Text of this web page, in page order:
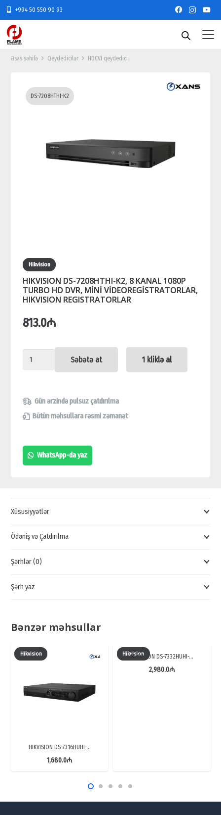
+994 50 550 90 93
Əsas səhifə Qeydedicilər HDCVİ qeydedici
DS-7208HTHI-K2
Hikvision
HIKVISION DS-7208HTHI-K2, 8 KANAL 1080P
TURBO HD DVR, MİNİ VİDEOREGİSTRATORLAR,
HIKVISION REGISTRATORLAR
813.0₼
HIKVISION
K2,
8
1080P
TURBO
HIKVISION
quantity
Səbətə at 1 kliklə al
Gün ərzində pulsuz çatdırılma
Bütün məhsullara rəsmi zəmanət
WhatsApp-da yaz
Xüsusiyyətlər
Ödəniş və Çatdırılma
Şərhlər (0)
Şərh yaz
Bənzər məhsullar
Hikvision
HIKVISION DS-7316HUHI-…
1,680.0₼
Hikvision
HIKVISION DS-7332HUHI-…
2,980.0₼